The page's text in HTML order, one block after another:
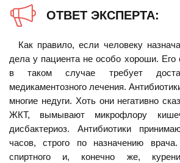
ОТВЕТ ЭКСПЕРТА:
Как правило, если человеку
дела у пациента не особо хороши. Его
в таком случае требует
медикаментозного лечения.
многие недуги. Хоть они негативно
ЖКТ, вымывают микрофлору
дисбактериоз. Антибиотики
часов, строго по назначению
спиртного и, конечно же,